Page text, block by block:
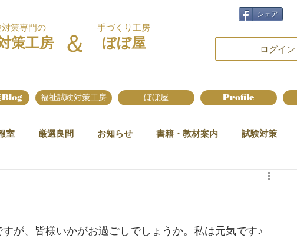
策専門の
策工房 ＆
手づくり工房
ぼぼ屋
シェア
ログイン
Blog 福祉試験対策工房 ぼぼ屋 Profile
室 厳選良問 お知らせ 書籍・教材案内 試験対策
が、皆様いかがお過ごしでしょうか。私は元気です♪